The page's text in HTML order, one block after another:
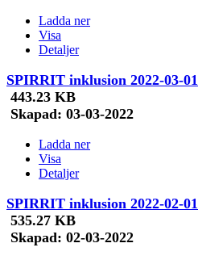
Ladda ner
Visa
Detaljer
SPIRRIT inklusion 2022-03-01
443.23 KB
Skapad: 03-03-2022
Ladda ner
Visa
Detaljer
SPIRRIT inklusion 2022-02-01
535.27 KB
Skapad: 02-03-2022